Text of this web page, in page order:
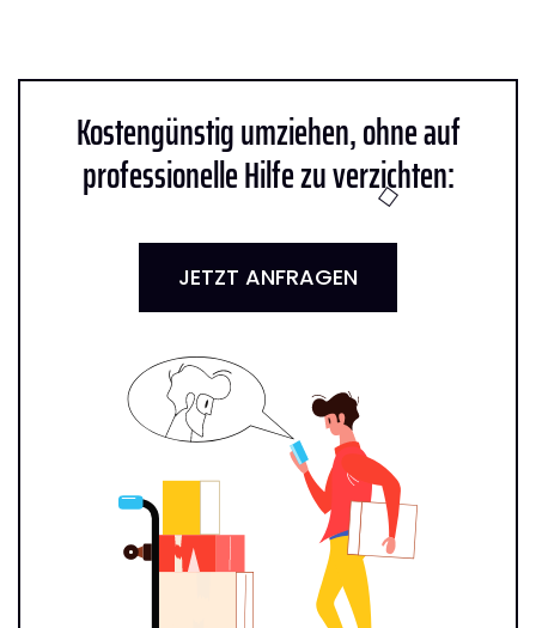
Kostengünstig umziehen, ohne auf
professionelle Hilfe zu verzichten:
JETZT ANFRAGEN